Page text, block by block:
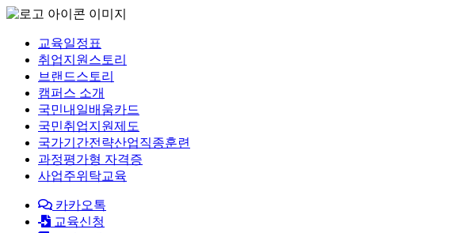
교육일정표
취업지원스토리
브랜드스토리
캠퍼스 소개
국민내일배움카드
국민취업지원제도
국가기간전략산업직종훈련
과정평가형 자격증
사업주위탁교육
카카오톡
교육신청